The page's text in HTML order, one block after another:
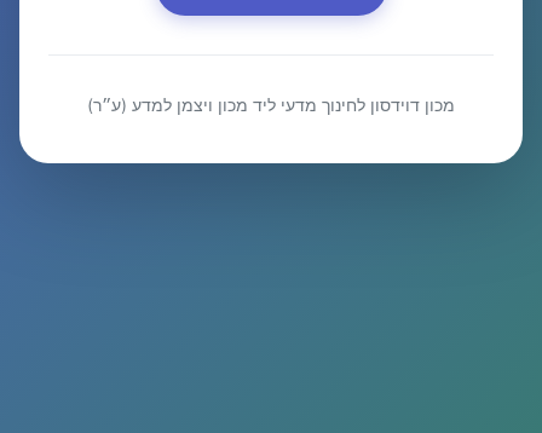
מכון דוידסון לחינוך מדעי ליד מכון ויצמן למדע (ע״ר)